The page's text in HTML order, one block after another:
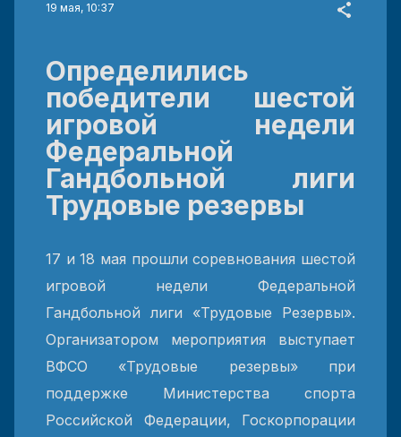
19 мая, 10:37
Определились
победители шестой
игровой недели
Федеральной
Гандбольной лиги
Трудовые резервы
17 и 18 мая прошли соревнования шестой
игровой недели Федеральной
Гандбольной лиги «Трудовые Резервы».
Организатором мероприятия выступает
ВФСО «Трудовые резервы» при
поддержке Министерства спорта
Российской Федерации, Госкорпорации